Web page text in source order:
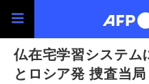
仏在宅学習システム
とロシア発 捜査当局